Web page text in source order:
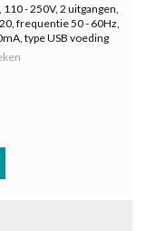
- 250V, 2 uitgangen,
frequentie 50 - 60Hz,
type USB voeding
centraalplaat.